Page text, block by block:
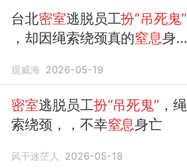
控出事很难被发现
台北密室逃脱员工扮“吊死鬼”
，却因绳索绕颈真的窒息身
观威海 2026-05-19
密室逃脱员工扮“吊死鬼” ，绳
索绕颈，，不幸窒息身亡
风干迷茫人 2026-05-18